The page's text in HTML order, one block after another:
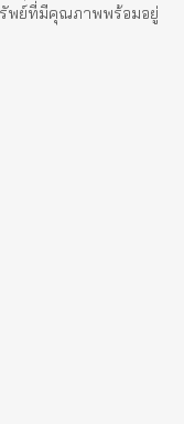
พย์ที่มีคุณภาพพร้อมอยู่